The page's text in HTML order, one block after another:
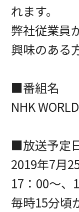
れます。
弊社従業員
興味のある
■番組名
NHK
■放送予定
2019年7月
17：00～、
毎時15分頃